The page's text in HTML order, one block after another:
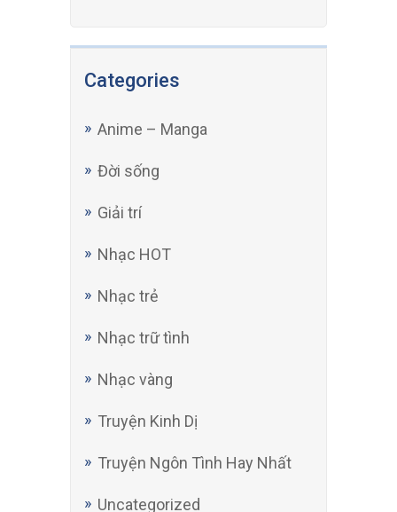
Categories
Anime – Manga
Đời sống
Giải trí
Nhạc HOT
Nhạc trẻ
Nhạc trữ tình
Nhạc vàng
Truyện Kinh Dị
Truyện Ngôn Tình Hay Nhất
Uncategorized